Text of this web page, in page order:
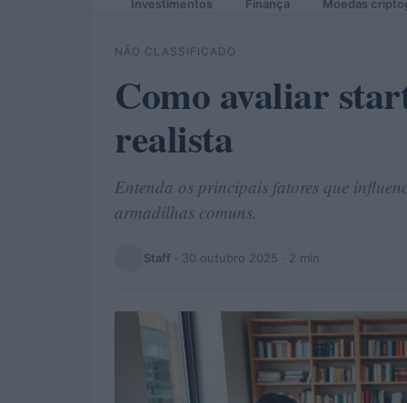
Investimentos Finança Moedas
NÃO CLASSIFICADO
Como avaliar
realista
Entenda os principais fatores que
armadilhas comuns.
Staff · 30 outubro 2025 · 2 min